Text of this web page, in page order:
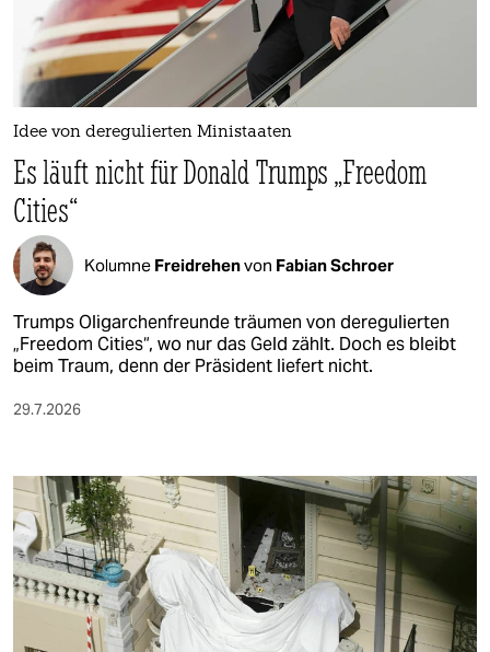
nord
wahrheit
verlag
veranstaltungen
shop
fragen & hilfe
unterstützen
abo
epaper login
Idee von deregulierten Ministaaten
Es läuft nicht für Donald Trumps „Freedom
Cities“
Kolumne Freidrehenvon Fabian Schroer
Trumps Oligarchenfreunde träumen von deregulierten
„Freedom Cities“, wo nur das Geld zählt. Doch es bleibt
beim Traum, denn der Präsident liefert nicht.
29.7.2026